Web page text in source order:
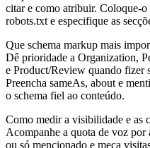
citar e como atribuir. Coloque-
robots.txt e especifique as
Que schema markup mais
Dê prioridade a Organization,
e Product/Review quando fizer
Preencha sameAs, about e
o schema fiel ao conteúdo.
Como medir a visibilidade e as
Acompanhe a quota de voz por
ou só mencionado e meça